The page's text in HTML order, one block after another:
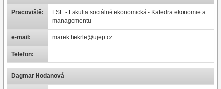
Pracoviště:
FSE - Fakulta sociálně ekonomická - Katedra ekonomie a
managementu
e-mail: marek.hekrle@ujep.cz
Telefon:
Dagmar Hodanová